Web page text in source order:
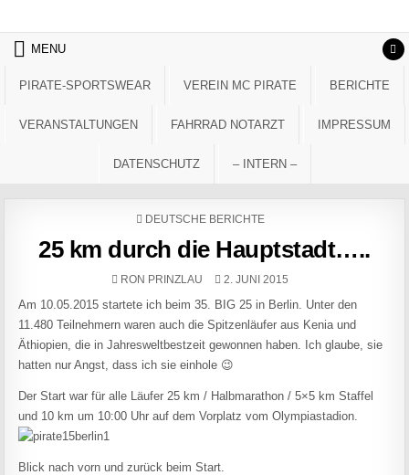
MENU
PIRATE-SPORTSWEAR VEREIN MC PIRATE BERICHTE
VERANSTALTUNGEN FAHRRAD NOTARZT IMPRESSUM
DATENSCHUTZ – INTERN –
POSTED IN
DEUTSCHE BERICHTE
25 km durch die Hauptstadt…..
AUTHOR:
RON PRINZLAU PUBLISHED DATE:
2. JUNI 2015
Am 10.05.2015 startete ich beim 35. BIG 25 in Berlin. Unter den
11.480 Teilnehmern waren auch die Spitzenläufer aus Kenia und
Äthiopien, die in Jahresweltbestzeit gewonnen haben. Ich glaube, sie
hatten nur Angst, dass ich sie einhole 😉
Der Start war für alle Läufer 25 km / Halbmarathon / 5×5 km Staffel
und 10 km um 10:00 Uhr auf dem Vorplatz vom Olympiastadion.
Blick nach vorn und zurück beim Start.